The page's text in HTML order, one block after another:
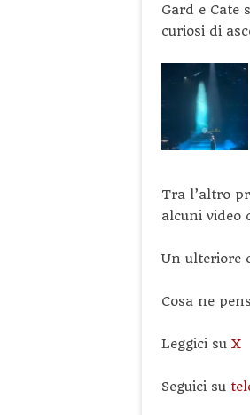
Gard e Cate
curiosi di
Tra l’altro
alcuni video
Un ulteriore
Cosa ne
Leggici su X
Seguici su